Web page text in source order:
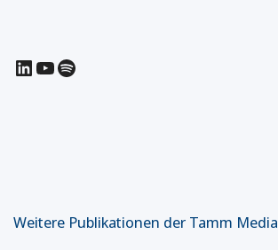
LinkedIn
YouTube
Spotify
Weitere Publikationen der Tamm Media